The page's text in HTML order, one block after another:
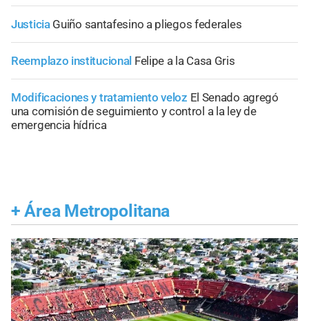
Justicia Guiño santafesino a pliegos federales
Reemplazo institucional Felipe a la Casa Gris
Modificaciones y tratamiento veloz El Senado agregó
una comisión de seguimiento y control a la ley de
emergencia hídrica
+ Área Metropolitana